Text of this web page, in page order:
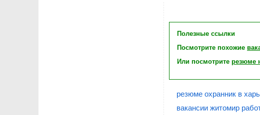
Полезные ссылки
Посмотрите похожие
Или посмотрите резюме
резюме охранник в
вакансии житомир